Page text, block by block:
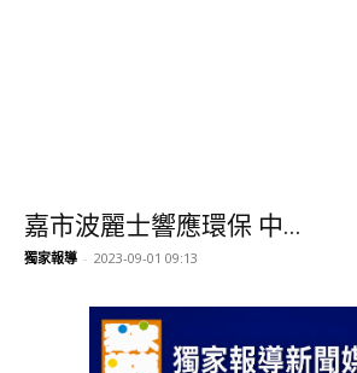
嘉市波麗士響應環保 中...
獨家報導 - 2023-09-01 09:13